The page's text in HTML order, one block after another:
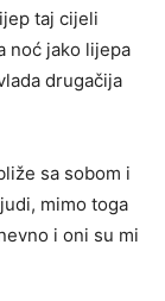
taj cijeli
noć jako lijepa
drugačija
sa sobom i
mimo toga
i oni su mi